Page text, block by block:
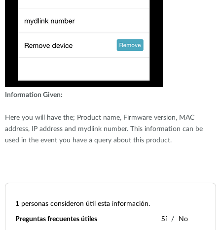
Information Given:
Here you will have the; Product name, Firmware version, MAC
address, IP address and mydlink number. This information can be
used in the event you have a query about this product.
1 personas consideron útil esta información.
Preguntas frecuentes útiles Sí No